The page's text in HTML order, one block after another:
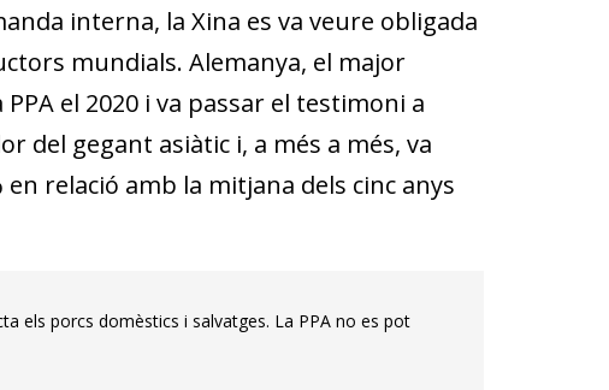
interna, la Xina es va veure obligada
mundials. Alemanya, el major
el 2020 i va passar el testimoni a
del gegant asiàtic i, a més a més, va
relació amb la mitjana dels cinc anys
els porcs domèstics i salvatges. La PPA no es pot